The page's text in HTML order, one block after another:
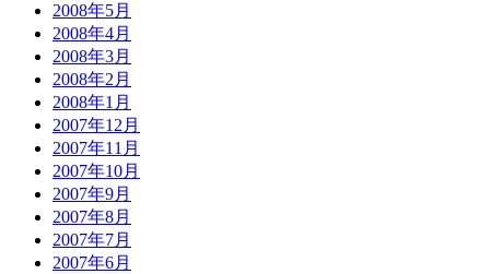
2008年5月
2008年4月
2008年3月
2008年2月
2008年1月
2007年12月
2007年11月
2007年10月
2007年9月
2007年8月
2007年7月
2007年6月